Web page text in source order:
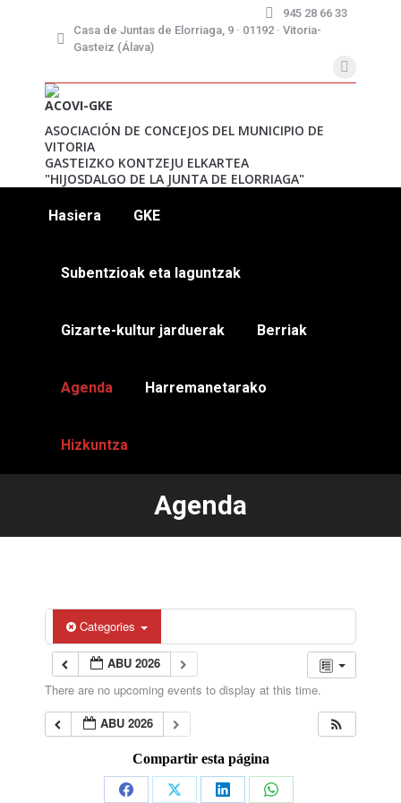
945 28 66 33
Casa de Juntas de Elorriaga, 9 · 01192 · Vitoria-
Gasteiz (Álava)
ACOVI-GKE
ASOCIACIÓN DE CONCEJOS DEL MUNICIPIO DE
VITORIA
GASTEIZKO KONTZEJU ELKARTEA
"HIJOSDALGO DE LA JUNTA DE ELORRIAGA"
Hasiera GKE
Subentzioak eta laguntzak
Gizarte-kultur jarduerak Berriak
Agenda Harremanetarako
Hizkuntza
Agenda
You are here:
Categories
ABU 2026
There are no upcoming events to display at this time.
ABU 2026
Compartir esta página